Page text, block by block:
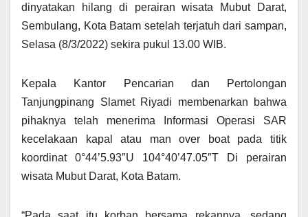
dinyatakan hilang di perairan wisata Mubut Darat,
Sembulang, Kota Batam setelah terjatuh dari sampan,
Selasa (8/3/2022) sekira pukul 13.00 WIB.
Kepala Kantor Pencarian dan Pertolongan
Tanjungpinang Slamet Riyadi membenarkan bahwa
pihaknya telah menerima Informasi Operasi SAR
kecelakaan kapal atau man over boat pada titik
koordinat 0°44’5.93″U 104°40’47.05″T Di perairan
wisata Mubut Darat, Kota Batam.